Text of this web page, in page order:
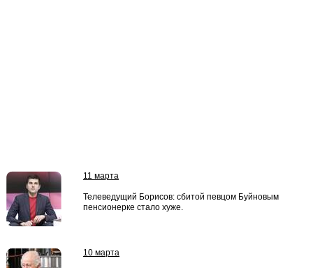
11 марта
Телеведущий Борисов: сбитой певцом Буйновым
пенсионерке стало хуже.
10 марта